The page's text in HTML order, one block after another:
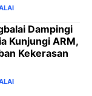
Dampingi
Kunjungi ARM,
Kekerasan